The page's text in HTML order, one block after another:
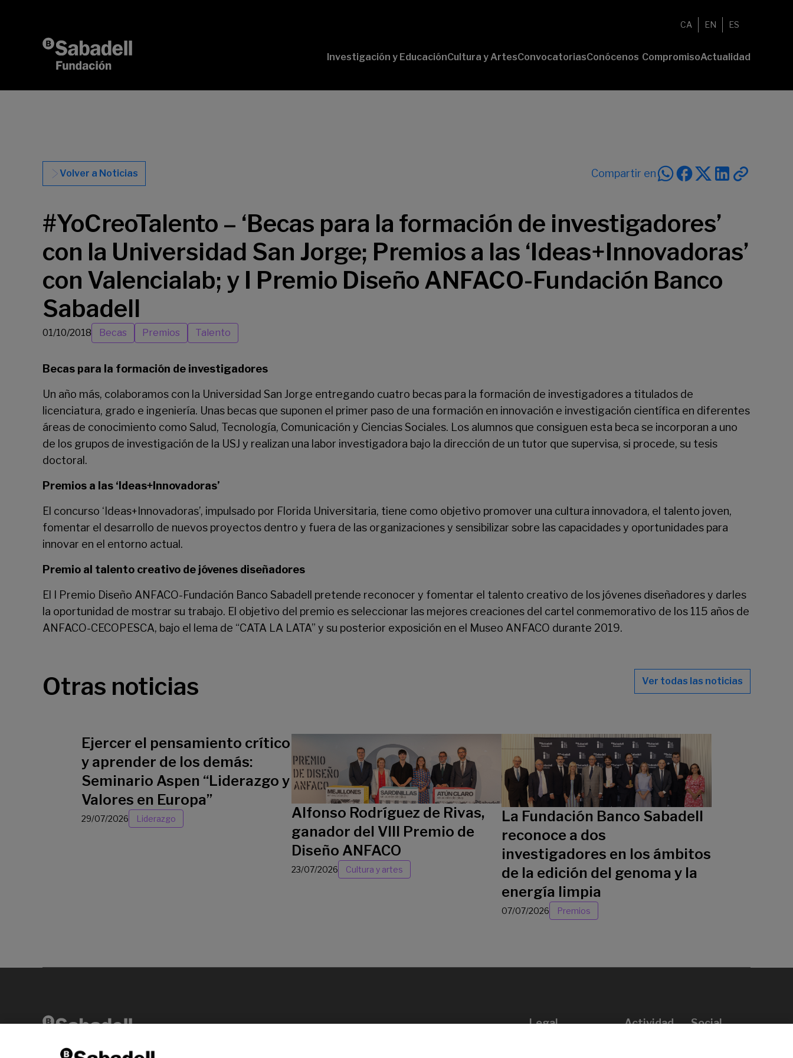
CA EN ES
Investigación y EducaciónCultura y ArtesConvocatoriasConócenos CompromisoActualidad
Volver a Noticias Compartir en
#YoCreoTalento – ‘Becas para la formación de investigadores’
con la Universidad San Jorge; Premios a las ‘Ideas+Innovadoras’
con Valencialab; y I Premio Diseño ANFACO-Fundación Banco
Sabadell
01/10/2018 Becas Premios Talento
Becas para la formación de investigadores
Un año más, colaboramos con la Universidad San Jorge entregando cuatro becas para la formación de investigadores a titulados de
licenciatura, grado e ingeniería. Unas becas que suponen el primer paso de una formación en innovación e investigación científica en diferentes
áreas de conocimiento como Salud, Tecnología, Comunicación y Ciencias Sociales. Los alumnos que consiguen esta beca se incorporan a uno
de los grupos de investigación de la USJ y realizan una labor investigadora bajo la dirección de un tutor que supervisa, si procede, su tesis
doctoral.
Premios a las ‘Ideas+Innovadoras’
El concurso ‘Ideas+Innovadoras’, impulsado por Florida Universitaria, tiene como objetivo promover una cultura innovadora, el talento joven,
fomentar el desarrollo de nuevos proyectos dentro y fuera de las organizaciones y sensibilizar sobre las capacidades y oportunidades para
innovar en el entorno actual.
Premio al talento creativo de jóvenes diseñadores
El I Premio Diseño ANFACO-Fundación Banco Sabadell pretende reconocer y fomentar el talento creativo de los jóvenes diseñadores y darles
la oportunidad de mostrar su trabajo. El objetivo del premio es seleccionar las mejores creaciones del cartel conmemorativo de los 115 años de
ANFACO-CECOPESCA, bajo el lema de “CATA LA LATA” y su posterior exposición en el Museo ANFACO durante 2019.
Otras noticias Ver todas las noticias
Ejercer el pensamiento crítico
y aprender de los demás:
Seminario Aspen “Liderazgo y
Valores en Europa”
29/07/2026 Liderazgo
Alfonso Rodríguez de Rivas,
ganador del VIII Premio de
Diseño ANFACO
23/07/2026 Cultura y artes
La Fundación Banco Sabadell
reconoce a dos
investigadores en los ámbitos
de la edición del genoma y la
energía limpia
07/07/2026 Premios
Legal Actividad Social